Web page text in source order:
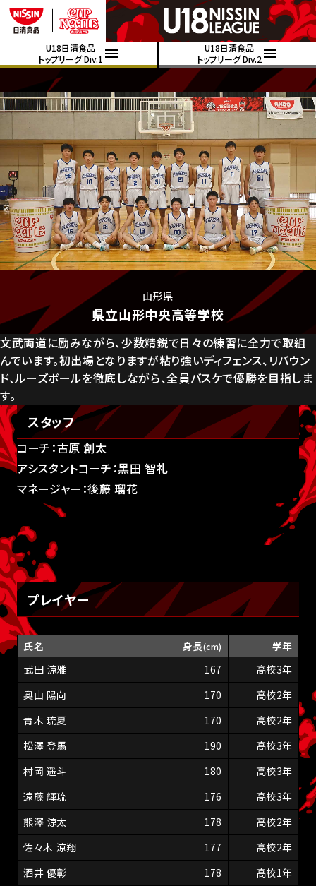
U18日清食品
トップリーグ Div.1
U18日清食品
トップリーグ Div.2
山形県
県立山形中央高等学校
文武両道に励みながら、少数精鋭で日々の練習に全力で取組
んでいます。初出場となりますが粘り強いディフェンス、リバウン
ド、ルーズボールを徹底しながら、全員バスケで優勝を目指しま
す。
スタッフ
コーチ：古原 創太
アシスタントコーチ：黒田 智礼
マネージャー：後藤 瑠花
プレイヤー
氏名 身長(cm)
学年
武田 涼雅
167
高校3年
奥山 陽向
170
高校2年
青木 琉夏
170
高校2年
松澤 登馬
190
高校3年
村岡 遥斗
180
高校3年
遠藤 輝琉
176
高校3年
熊澤 涼太
178
高校2年
佐々木 涼翔
177
高校2年
酒井 優彰
178
高校1年